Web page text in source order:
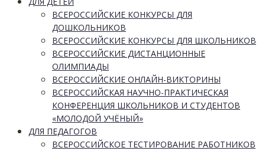
ВСЕРОССИЙСКИЕ КОНКУРСЫ ДЛЯ
ДОШКОЛЬНИКОВ
ВСЕРОССИЙСКИЕ КОНКУРСЫ ДЛЯ ШКОЛЬНИКОВ
ВСЕРОССИЙСКИЕ ДИСТАНЦИОННЫЕ
ОЛИМПИАДЫ
ВСЕРОССИЙСКИЕ ОНЛАЙН-ВИКТОРИНЫ
ВСЕРОССИЙСКАЯ НАУЧНО-ПРАКТИЧЕСКАЯ
КОНФЕРЕНЦИЯ ШКОЛЬНИКОВ И СТУДЕНТОВ
«МОЛОДОЙ УЧЁНЫЙ»
ДЛЯ ПЕДАГОГОВ
ВСЕРОССИЙСКОЕ ТЕСТИРОВАНИЕ РАБОТНИКОВ